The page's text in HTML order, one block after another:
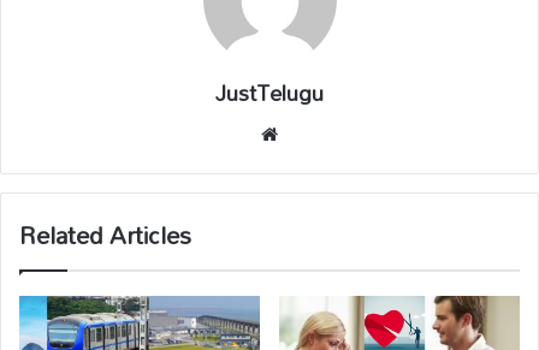
JustTelugu
te
Related Articles